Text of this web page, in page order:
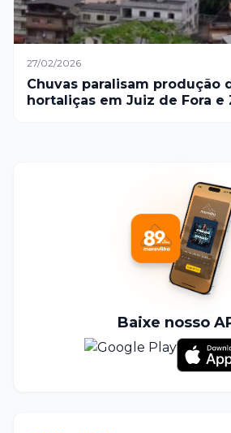
27/02/2026
Chuvas paralisam produção
hortaliças em Juiz de Fora e
Baixe nosso